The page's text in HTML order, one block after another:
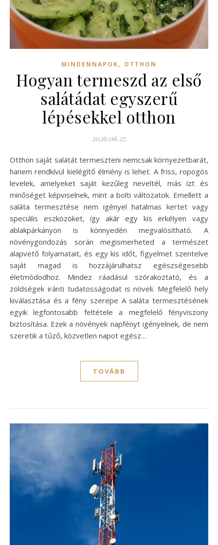
MINDENNAPOK, OTTHON
Hogyan termeszd az első
salátádat egyszerű
lépésekkel otthon
2026.06.27.
Otthon saját salátát termeszteni nemcsak környezetbarát,
hanem rendkívül kielégítő élmény is lehet. A friss, ropogós
levelek, amelyeket saját kezűleg neveltél, más ízt és
minőséget képviselnek, mint a bolti változatok. Emellett a
saláta termesztése nem igényel hatalmas kertet vagy
speciális eszközöket, így akár egy kis erkélyen vagy
ablakpárkányon is könnyedén megvalósítható. A
növénygondozás során megismerheted a természet
alapvető folyamatait, és egy kis időt, figyelmet szentelve
saját magad is hozzájárulhatsz egészségesebb
életmódodhoz. Mindez ráadásul szórakoztató, és a
zöldségek iránti tudatosságodat is növeli. Megfelelő hely
kiválasztása és a fény szerepe A saláta termesztésének
egyik legfontosabb feltétele a megfelelő fényviszony
biztosítása. Ezek a növények napfényt igényelnek, de nem
szeretik a tűző, közvetlen napot egész…
TOVÁBB